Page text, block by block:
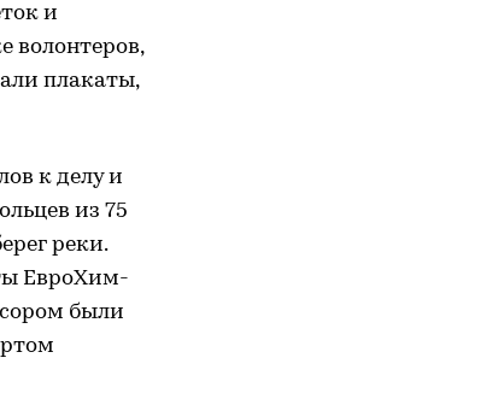
и
волонтеров,
плакаты,
к делу и
из 75
реки.
ЕвроХим-
были